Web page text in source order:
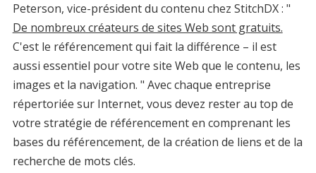
Peterson, vice-président du contenu chez StitchDX : "
De nombreux créateurs de sites Web sont gratuits.
C'est le référencement qui fait la différence – il est
aussi essentiel pour votre site Web que le contenu, les
images et la navigation. " Avec chaque entreprise
répertoriée sur Internet, vous devez rester au top de
votre stratégie de référencement en comprenant les
bases du référencement, de la création de liens et de la
recherche de mots clés.